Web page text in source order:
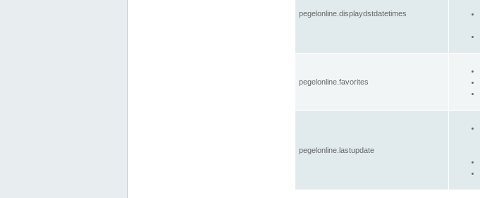
pegelonline.displaydstdatetimes
pegelonline.favorites
pegelonline.lastupdate